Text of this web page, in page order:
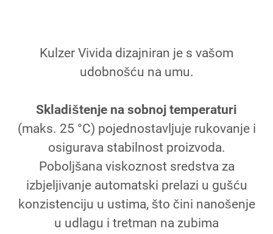
Kulzer Vivida dizajniran je s vašom
udobnošću na umu.
Skladištenje na sobnoj temperaturi
(maks. 25 °C) pojednostavljuje rukovanje i
osigurava stabilnost proizvoda.
Poboljšana viskoznost sredstva za
izbjeljivanje automatski prelazi u gušću
konzistenciju u ustima, što čini nanošenje
u udlagu i tretman na zubima